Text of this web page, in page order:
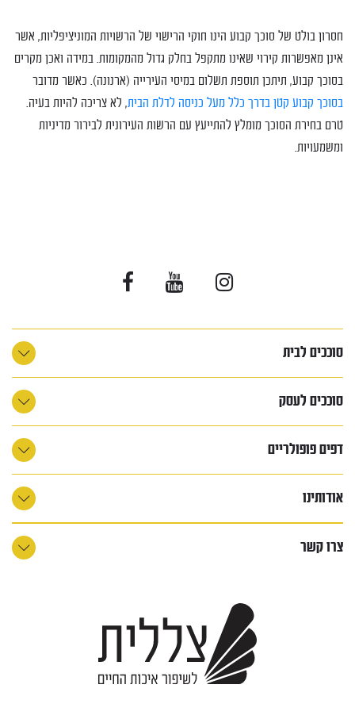
חסרון בולט של סוכך קבוע הינו חוקי הרישוי של הרשויות המוניציפליות, אשר
אינן מאפשרות קירוי שאינו מתקפל בחלק גדול מהמקומות. במידה ואכן מקרים
בסוכך קבוע, תיתכן תוספת תשלום במיסי העירייה (ארנונה). כאשר מדובר
בסוכך קבוע קטן בדרך כלל מעל כניסה לדלת הבית, לא צריכה להיות בעיה.
טרם בחירת הסוכך מומלץ להתייעץ עם הרשות העירונית לבירור מדיניות
ומשמעויות.
סוככים לבית
סוככים לעסק
דפים פופולריים
אודותינו
צרו קשר